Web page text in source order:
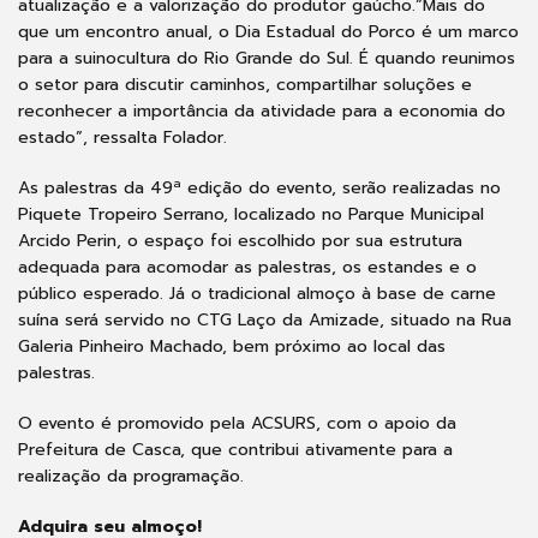
atualização e a valorização do produtor gaúcho.“Mais do
que um encontro anual, o Dia Estadual do Porco é um marco
para a suinocultura do Rio Grande do Sul. É quando reunimos
o setor para discutir caminhos, compartilhar soluções e
reconhecer a importância da atividade para a economia do
estado”, ressalta Folador.
As palestras da 49ª edição do evento, serão realizadas no
Piquete Tropeiro Serrano, localizado no Parque Municipal
Arcido Perin, o espaço foi escolhido por sua estrutura
adequada para acomodar as palestras, os estandes e o
público esperado. Já o tradicional almoço à base de carne
suína será servido no CTG Laço da Amizade, situado na Rua
Galeria Pinheiro Machado, bem próximo ao local das
palestras.
O evento é promovido pela ACSURS, com o apoio da
Prefeitura de Casca, que contribui ativamente para a
realização da programação.
Adquira seu almoço!